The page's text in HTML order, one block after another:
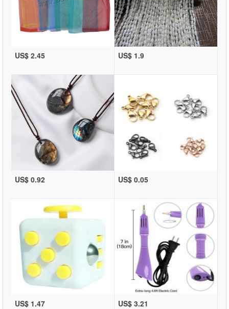
US$ 2.45 US$ 1.9
US$ 0.92 US$ 0.05
US$ 1.47 US$ 3.21